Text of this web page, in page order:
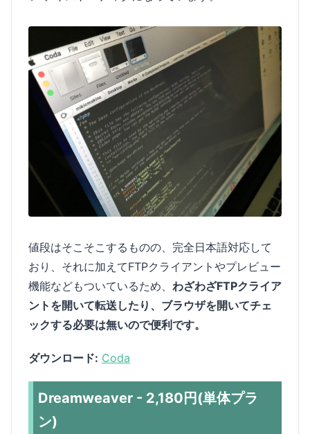
値段はそこそこするものの、完全日本語対応して
おり、それに加えてFTPクライアントやプレビュー
機能などもついているため、 わざわざFTPクライア
ントを開いて転送したり、ブラウザを開いてチェ
ックする必要は無いので便利です。
ダウンロード: Coda
Dreamweaver - 2,180円(単体プラ
ン)